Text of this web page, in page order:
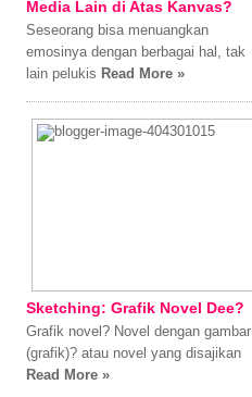
Media Lain di Atas Kanvas?
Seseorang bisa menuangkan
emosinya dengan berbagai hal, tak
lain pelukis Read More »
Sketching: Grafik Novel Dee?
Grafik novel? Novel dengan gambar
(grafik)? atau novel yang disajikan
Read More »